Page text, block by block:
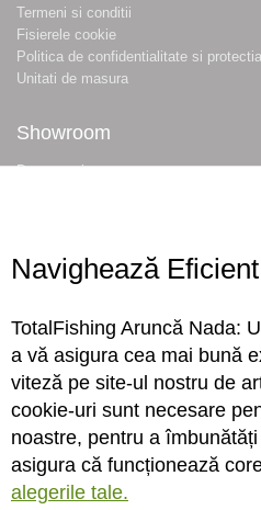
Termeni si conditii
Fisierele cookie
Politica de confidentialitate si
Unitati de masura
Showroom
Despre noi
Conecteaza-te
Sa ne cunoastem mai bine. Vino alaturi
asteptam cu stiri, surprize, concursuri,
Navighează Eficient
TotalFishing Aruncă Nada:
a vă asigura cea mai bună
viteză pe site-ul nostru de
cookie-uri sunt necesare
noastre, pentru a
asigura că funcționează
alegerile tale.